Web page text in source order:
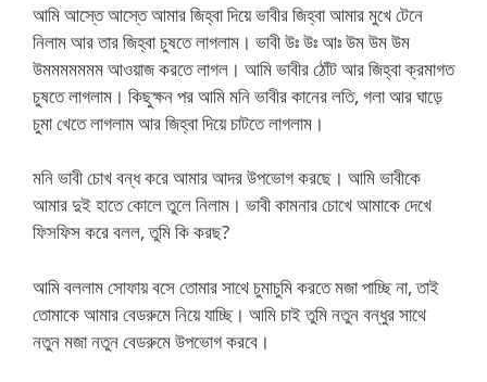
আমি আস্তে আস্তে আমার জিহ্বা দিয়ে ভাবীর জিহ্বা আমার মুখে টেনে
নিলাম আর তার জিহ্বা চুষতে লাগলাম। ভাবী উঃ উঃ আঃ উম উম উম
উমমমমমমম আওয়াজ করতে লাগল। আমি ভাবীর ঠোঁট আর জিহ্বা ক্রমাগত
চুষতে লাগলাম। কিছুক্ষন পর আমি মনি ভাবীর কানের লতি, গলা আর ঘাড়ে
চুমা খেতে লাগলাম আর জিহ্বা দিয়ে চাটতে লাগলাম।
মনি ভাবী চোখ বন্ধ করে আমার আদর উপভোগ করছে। আমি ভাবীকে
আমার দুই হাতে কোলে তুলে নিলাম। ভাবী কামনার চোখে আমাকে দেখে
ফিসফিস করে বলল, তুমি কি করছ?
আমি বললাম সোফায় বসে তোমার সাথে চুমাচুমি করতে মজা পাচ্ছি না, তাই
তোমাকে আমার বেডরুমে নিয়ে যাচ্ছি। আমি চাই তুমি নতুন বন্ধুর সাথে
নতুন মজা নতুন বেডরুমে উপভোগ করবে।